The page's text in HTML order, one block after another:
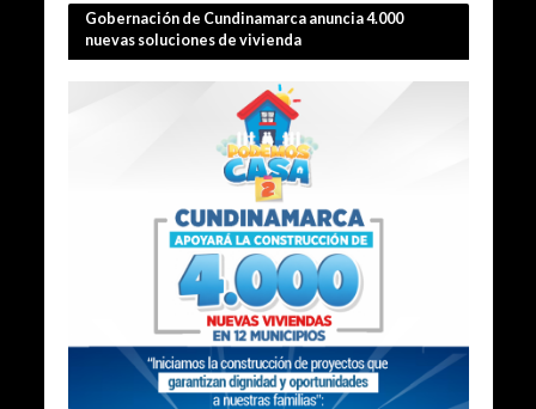
Gobernación de Cundinamarca anuncia 4.000
nuevas soluciones de vivienda